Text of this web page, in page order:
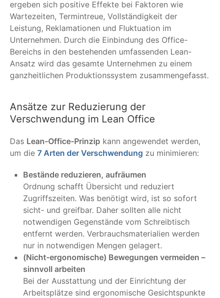
ergeben sich positive Effekte bei Faktoren wie
Wartezeiten, Termintreue, Vollständigkeit der
Leistung, Reklamationen und Fluktuation im
Unternehmen. Durch die Einbindung des Office-
Bereichs in den bestehenden umfassenden Lean-
Ansatz wird das gesamte Unternehmen zu einem
ganzheitlichen Produktionssystem zusammengefasst.
Ansätze zur Reduzierung der
Verschwendung im Lean Office
Das Lean-Office-Prinzip kann angewendet werden,
um die 7 Arten der Verschwendung zu minimieren:
Bestände reduzieren, aufräumen
Ordnung schafft Übersicht und reduziert
Zugriffszeiten. Was benötigt wird, ist so sofort
sicht- und greifbar. Daher sollten alle nicht
notwendigen Gegenstände vom Schreibtisch
entfernt werden. Verbrauchsmaterialien werden
nur in notwendigen Mengen gelagert.
(Nicht-ergonomische) Bewegungen vermeiden –
sinnvoll arbeiten
Bei der Ausstattung und der Einrichtung der
Arbeitsplätze sind ergonomische Gesichtspunkte